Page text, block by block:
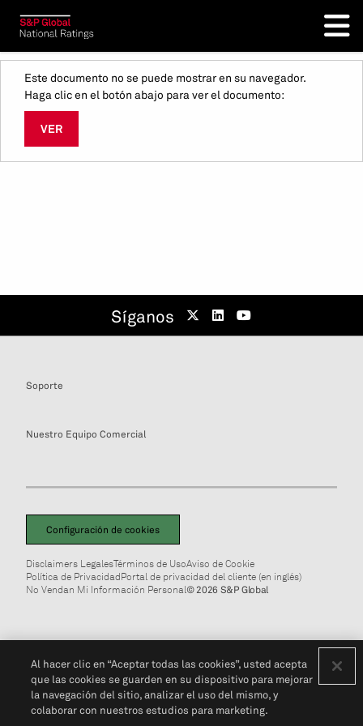
Este documento no se puede mostrar en su navegador.
Haga clic en el botón abajo para ver el documento:
VER
Síganos
Soporte
Nuestro Equipo Comercial
Configuración de cookies
Disclaimers LegalesTérminos de UsoAviso de Cookie
Política de PrivacidadPortal de privacidad del cliente (en inglés)
No Vendan Mi Información Personal© 2026 S&P Global
Al hacer clic en “Aceptar todas las cookies”, usted acepta
que las cookies se guarden en su dispositivo para mejorar
la navegación del sitio, analizar el uso del mismo, y
colaborar con nuestros estudios para marketing.